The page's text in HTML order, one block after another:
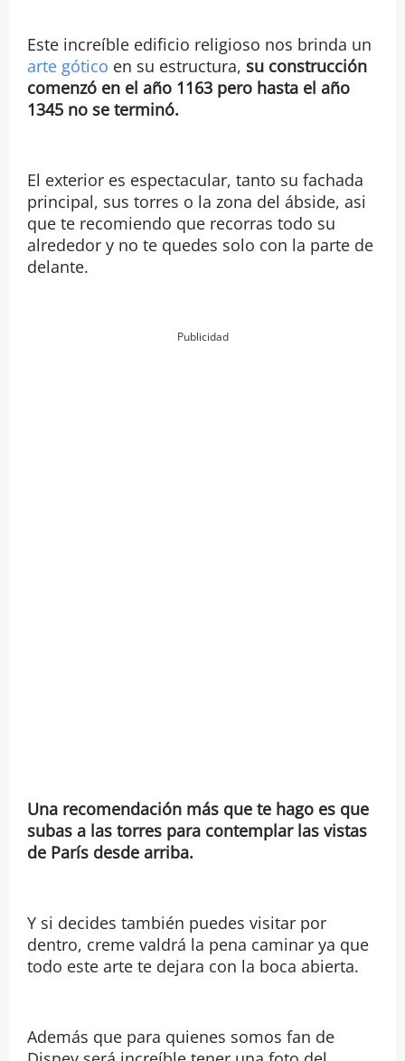
Este increíble edificio religioso nos brinda un
arte gótico en su estructura, su construcción
comenzó en el año 1163 pero hasta el año
1345 no se terminó.
El exterior es espectacular, tanto su fachada
principal, sus torres o la zona del ábside, asi
que te recomiendo que recorras todo su
alrededor y no te quedes solo con la parte de
delante.
Publicidad
Una recomendación más que te hago es que
subas a las torres para contemplar las vistas
de París desde arriba.
Y si decides también puedes visitar por
dentro, creme valdrá la pena caminar ya que
todo este arte te dejara con la boca abierta.
Además que para quienes somos fan de